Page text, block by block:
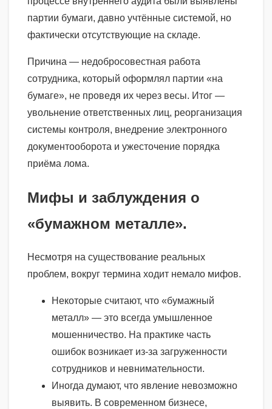
партии бумаги, давно учтённые системой, но
фактически отсутствующие на складе.
Причина — недобросовестная работа
сотрудника, который оформлял партии «на
бумаге», не проведя их через весы. Итог —
увольнение ответственных лиц, реорганизация
системы контроля, внедрение электронного
документооборота и ужесточение порядка
приёма лома.
Мифы и заблуждения о
«бумажном металле».
Несмотря на существование реальных
проблем, вокруг термина ходит немало мифов.
Некоторые считают, что «бумажный
металл» — это всегда умышленное
мошенничество. На практике часть
ошибок возникает из-за загруженности
сотрудников и невнимательности.
Иногда думают, что явление невозможно
выявить. В современном бизнесе,